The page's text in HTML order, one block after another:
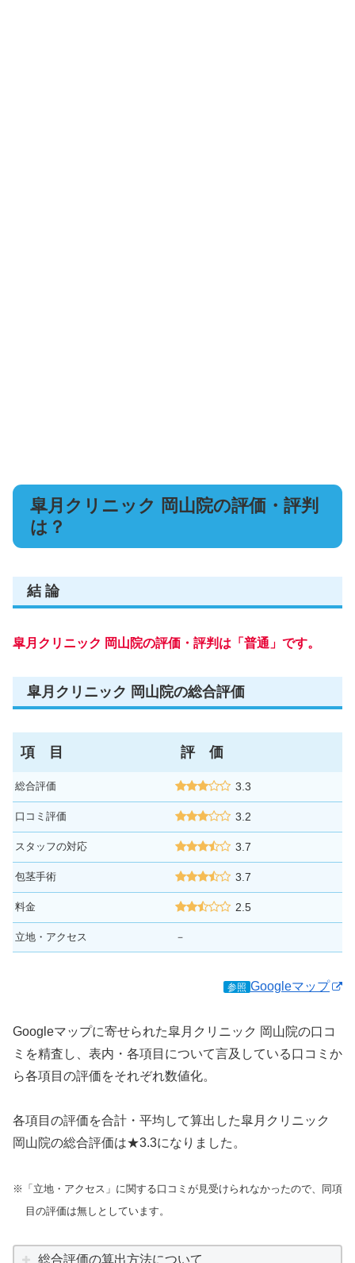
皐月クリニック 岡山院の評価・評判
は？
結 論
皐月クリニック 岡山院の評価・評判は「普通」です。
皐月クリニック 岡山院の総合評価
項 目 評 価
総合評価 3.3
口コミ評価 3.2
スタッフの対応 3.7
包茎手術 3.7
料金 2.5
立地・アクセス －
参照 Googleマップ
Googleマップに寄せられた皐月クリニック 岡山院の口コ
ミを精査し、表内・各項目について言及している口コミか
ら各項目の評価をそれぞれ数値化。
各項目の評価を合計・平均して算出した皐月クリニック
岡山院の総合評価は★3.3になりました。
※「立地・アクセス」に関する口コミが見受けられなかったので、同項
目の評価は無しとしています。
総合評価の算出方法について